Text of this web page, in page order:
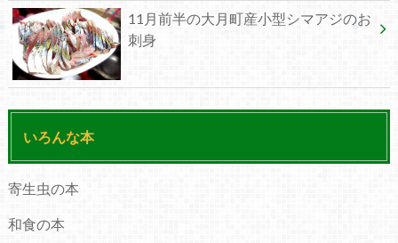
11月前半の大月町産小型シマアジのお
刺身
いろんな本
寄生虫の本
和食の本